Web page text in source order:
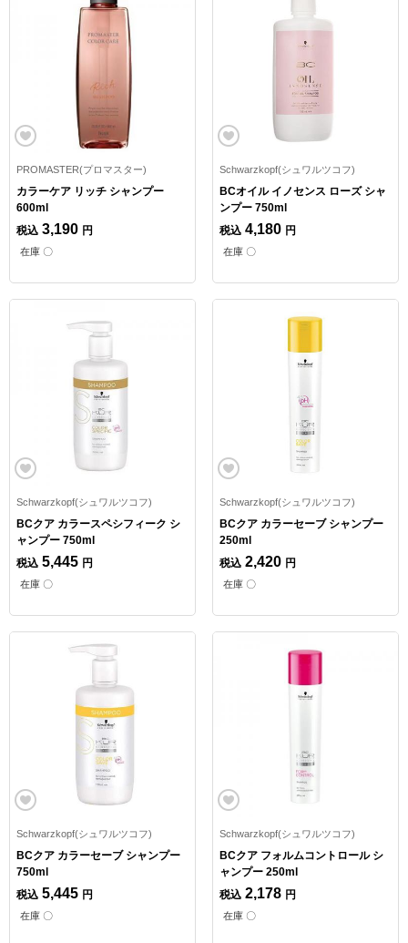
PROMASTER(プロマスター)
カラーケア リッチ シャンプー
600ml
税込 3,190 円
在庫 〇
Schwarzkopf(シュワルツコフ)
BCオイル イノセンス ローズ シャ
ンプー 750ml
税込 4,180 円
在庫 〇
Schwarzkopf(シュワルツコフ)
BCクア カラースペシフィーク シ
ャンプー 750ml
税込 5,445 円
在庫 〇
Schwarzkopf(シュワルツコフ)
BCクア カラーセーブ シャンプー
250ml
税込 2,420 円
在庫 〇
Schwarzkopf(シュワルツコフ)
BCクア カラーセーブ シャンプー
750ml
税込 5,445 円
在庫 〇
Schwarzkopf(シュワルツコフ)
BCクア フォルムコントロール シ
ャンプー 250ml
税込 2,178 円
在庫 〇